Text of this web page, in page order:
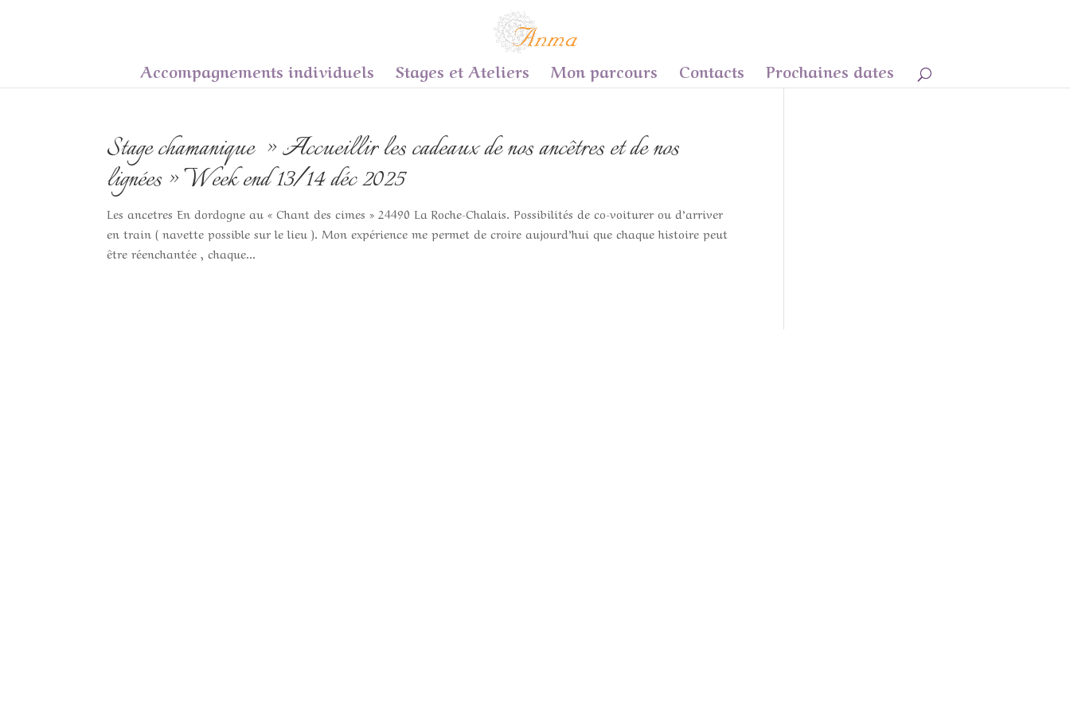
Accompagnements individuels Stages et Ateliers Mon parcours Contacts Prochaines dates
Stage chamanique » Accueillir les cadeaux de nos ancêtres et de nos
lignées » Week end 13/14 déc 2025
Les ancetres En dordogne au « Chant des cimes » 24490 La Roche-Chalais. Possibilités de co-voiturer ou d’arriver
en train ( navette possible sur le lieu ). Mon expérience me permet de croire aujourd’hui que chaque histoire peut
être réenchantée , chaque...